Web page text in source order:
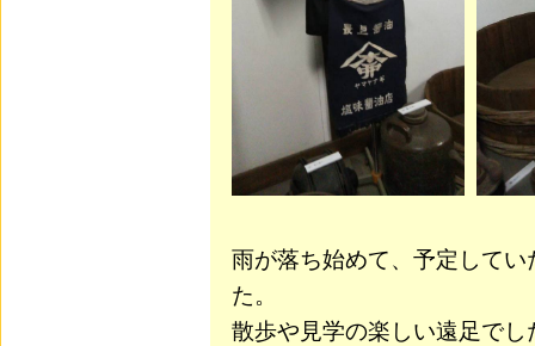
雨が落ち始めて、予定して
た。
散歩や見学の楽しい遠足でし